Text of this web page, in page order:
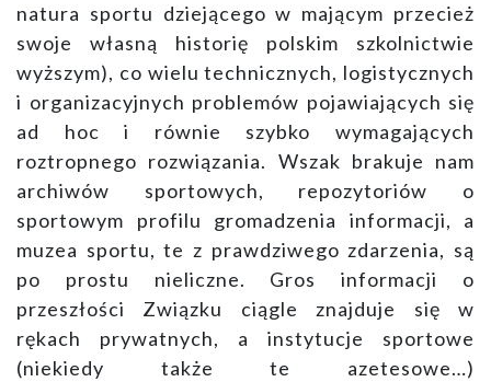
natura sportu dziejącego w mającym przecież
swoje własną historię polskim szkolnictwie
wyższym), co wielu technicznych, logistycznych
i organizacyjnych problemów pojawiających się
ad hoc i równie szybko wymagających
roztropnego rozwiązania. Wszak brakuje nam
archiwów sportowych, repozytoriów o
sportowym profilu gromadzenia informacji, a
muzea sportu, te z prawdziwego zdarzenia, są
po prostu nieliczne. Gros informacji o
przeszłości Związku ciągle znajduje się w
rękach prywatnych, a instytucje sportowe
(niekiedy także te azetesowe…)